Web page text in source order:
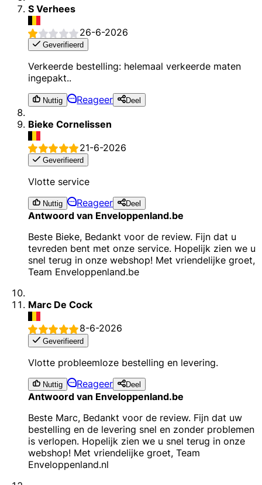
S Verhees
26-6-2026
Geverifieerd
Verkeerde bestelling: helemaal verkeerde maten
ingepakt..
Nuttig Reageer Deel
Bieke Cornelissen
21-6-2026
Geverifieerd
Vlotte service
Nuttig Reageer Deel
Antwoord van Enveloppenland.be
Beste Bieke, Bedankt voor de review. Fijn dat u
tevreden bent met onze service. Hopelijk zien we u
snel terug in onze webshop! Met vriendelijke groet,
Team Enveloppenland.be
Marc De Cock
8-6-2026
Geverifieerd
Vlotte probleemloze bestelling en levering.
Nuttig Reageer Deel
Antwoord van Enveloppenland.be
Beste Marc, Bedankt voor de review. Fijn dat uw
bestelling en de levering snel en zonder problemen
is verlopen. Hopelijk zien we u snel terug in onze
webshop! Met vriendelijke groet, Team
Enveloppenland.nl